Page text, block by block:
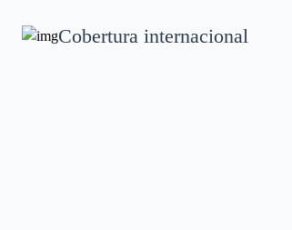
Cobertura internacional